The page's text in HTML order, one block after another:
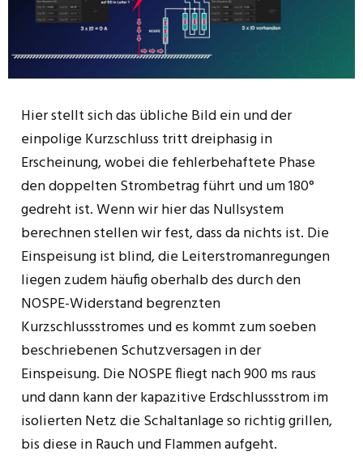
Hier stellt sich das übliche Bild ein und der
einpolige Kurzschluss tritt dreiphasig in
Erscheinung, wobei die fehlerbehaftete Phase
den doppelten Strombetrag führt und um 180°
gedreht ist. Wenn wir hier das Nullsystem
berechnen stellen wir fest, dass da nichts ist. Die
Einspeisung ist blind, die Leiterstromanregungen
liegen zudem häufig oberhalb des durch den
NOSPE-Widerstand begrenzten
Kurzschlussstromes und es kommt zum soeben
beschriebenen Schutzversagen in der
Einspeisung. Die NOSPE fliegt nach 900 ms raus
und dann kann der kapazitive Erdschlussstrom im
isolierten Netz die Schaltanlage so richtig grillen,
bis diese in Rauch und Flammen aufgeht.